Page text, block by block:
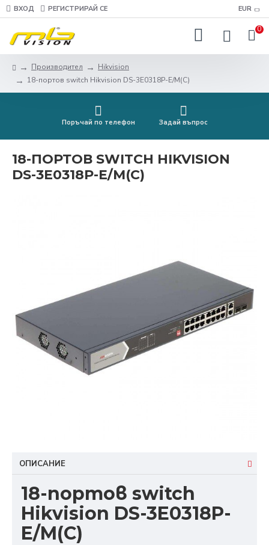
ВХОД РЕГИСТРИРАЙ СЕ EUR
0
Производител
Hikvision
18-портов switch Hikvision DS-3E0318P-E/M(C)
Поръчай по телефон Задай въпрос
18-ПОРТОВ SWITCH HIKVISION
DS-3E0318P-E/M(C)
ОПИСАНИЕ
18-портов switch
Hikvision DS-3E0318P-
E/M(C)